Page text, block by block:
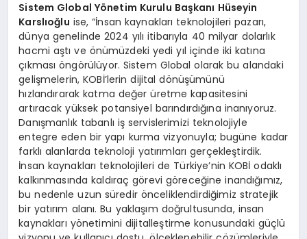
Sistem Global Yönetim Kurulu Başkanı Hüseyin
Karslıoğlu ise, “İnsan kaynakları teknolojileri pazarı,
dünya genelinde 2024 yılı itibarıyla 40 milyar dolarlık
hacmi aştı ve önümüzdeki yedi yıl içinde iki katına
çıkması öngörülüyor. Sistem Global olarak bu alandaki
gelişmelerin, KOBİ’lerin dijital dönüşümünü
hızlandırarak katma değer üretme kapasitesini
artıracak yüksek potansiyel barındırdığına inanıyoruz.
Danışmanlık tabanlı iş servislerimizi teknolojiyle
entegre eden bir yapı kurma vizyonuyla; bugüne kadar
farklı alanlarda teknoloji yatırımları gerçekleştirdik.
İnsan kaynakları teknolojileri de Türkiye’nin KOBİ odaklı
kalkınmasında kaldıraç görevi göreceğine inandığımız,
bu nedenle uzun süredir önceliklendirdiğimiz stratejik
bir yatırım alanı. Bu yaklaşım doğrultusunda, insan
kaynakları yönetimini dijitalleştirme konusundaki güçlü